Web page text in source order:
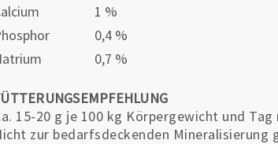
1 %
0,4 %
0,7 %
15-20 g je 100 kg Körpergewicht und
zur bedarfsdeckenden Mineralisierung